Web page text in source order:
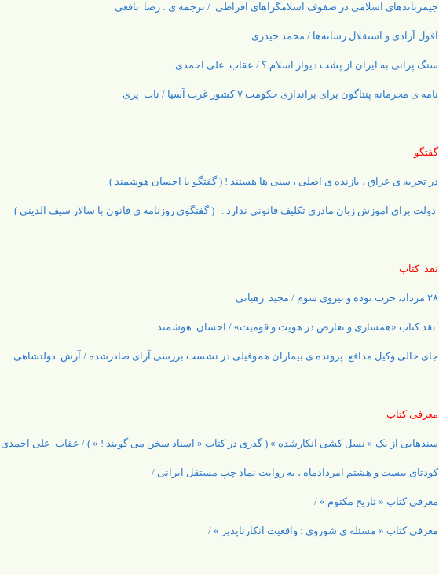
جیمزباندهای اسلامی در صفوف اسلامگراهای افراطی / ترجمه ی : رضا نافعی
افول آزادی و استقلال رسانه‌ها / محمد حیدری
سنگ پرانی به ایران از پشت دیوار اسلام ؟ / عقاب علی احمدی
نامه ی محرمانه پنتاگون برای براندازی حکومت ۷ کشور غرب‌ آسیا / نات پری
گفتگو
در تجزیه ی عراق ، بازنده ی اصلی ، سنی ها هستند ! ( گفتگو با احسان هوشمند )
دولت برای آموزش زبان مادری تکلیف قانونی ندارد . ( گفتگوی روزنامه ی قانون با سالار سیف الدینی )
نقد کتاب
۲۸ مرداد، حزب توده و نیروی سوم / مجید رهبانی
نقد کتاب «همسازی و تعارض در هویت و قومیت» / احسان هوشمند
جای خالی وکیل مدافع پرونده ی بیماران هموفیلی در نشست بررسی آرای صادرشده / آرش دولتشاهی
معرفی کتاب
سندهایی از یک « نسل کشی انکارشده » ( گذری در کتاب « اسناد سخن می گویند ! » ) / عقاب علی احمدی
کودتای بیست و هشتم امردادماه ، به روایت نماد چپ مستقل ایرانی /
معرفی کتاب « تاریخ مکتوم » /
معرفی کتاب « مسئله ی شوروی : واقعیت انکارناپذیر » /